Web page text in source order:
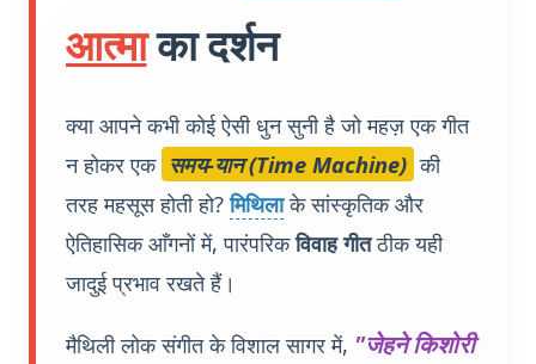
आत्माका दर्शन
क्या आपने कभी कोई ऐसी धुन सुनी है जो महज़ एक गीत
न होकर एक समय-यान (Time Machine) की
तरह महसूस होती हो?मिथिलाके सांस्कृतिक और
ऐतिहासिक आँगनों में, पारंपरिकविवाह गीतठीक यही
जादुई प्रभाव रखते हैं।
मैथिली लोक संगीत के विशाल सागर में, "जेहने किशोरी